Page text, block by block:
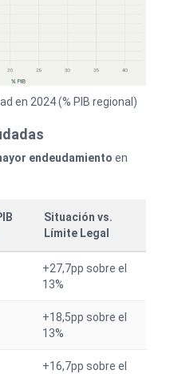
en 2024 (% PIB regional)
endeudamiento en
Situación vs.
Límite Legal
+27,7pp sobre el
13%
+18,5pp sobre el
13%
+16,7pp sobre el